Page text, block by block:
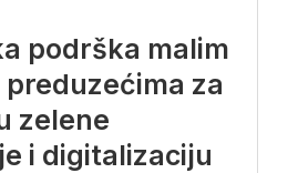
podrška malim
za
zelene
i digitalizaciju